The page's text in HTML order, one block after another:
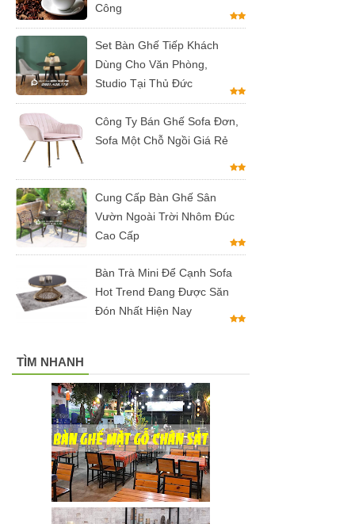
gaming, ghế
đẹp giá tốt
tại HCM
Tổng hợp
các mẫu
chân bàn
cafe, chân
bàn decor,
chân bàn
inox, chân
bàn ăn hot
Ghế decor
trong suốt,
ghế xoay
trong suốt
Ghế Eames
chân gỗ bọc
Công
Set Bàn Ghế Tiếp Khách
Dùng Cho Văn Phòng,
Studio Tại Thủ Đức
Công Ty Bán Ghế Sofa Đơn,
Sofa Một Chỗ Ngồi Giá Rẻ
Cung Cấp Bàn Ghế Sân
Vườn Ngoài Trời Nhôm Đúc
Cao Cấp
Bàn Trà Mini Để Cạnh Sofa
Hot Trend Đang Được Săn
Đón Nhất Hiện Nay
TÌM NHANH